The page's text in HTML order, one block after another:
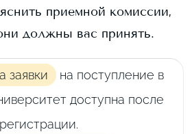
приемной комиссии,
должны вас принять.
заявки
на поступление в
доступна после
регистрации.